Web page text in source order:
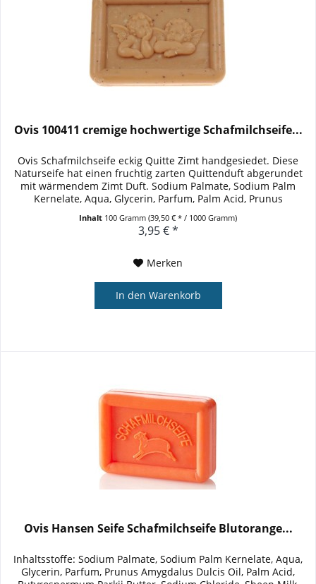
Ovis 100411 cremige hochwertige Schafmilchseife...
Ovis Schafmilchseife eckig Quitte Zimt handgesiedet. Diese
Naturseife hat einen fruchtig zarten Quittenduft abgerundet
mit wärmendem Zimt Duft. Sodium Palmate, Sodium Palm
Kernelate, Aqua, Glycerin, Parfum, Palm Acid, Prunus
Inhalt 100 Gramm(39,50 € * / 1000 Gramm)
3,95 € *
Merken
In den Warenkorb
Ovis Hansen Seife Schafmilchseife Blutorange...
Inhaltsstoffe: Sodium Palmate, Sodium Palm Kernelate, Aqua,
Glycerin, Parfum, Prunus Amygdalus Dulcis Oil, Palm Acid,